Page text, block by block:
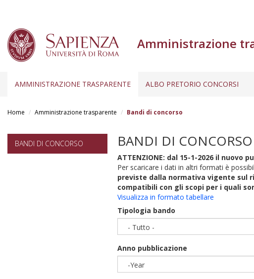
Amministrazione
AMMINISTRAZIONE TRASPARENTE ALBO PRETORIO CONCORSI
Home Amministrazione trasparente Bandi di concorso
BANDI DI CONCORSO BANDI DI CONCORSO
ATTENZIONE: dal 15-1-2026 il
Per scaricare i dati in altri formati è
previste dalla normativa vigente sul
compatibili con gli scopi per i quali
Visualizza in formato tabellare
Tipologia bando
- Tutto -
Anno pubblicazione
-Year